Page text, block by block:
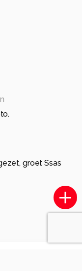
groet Ssas